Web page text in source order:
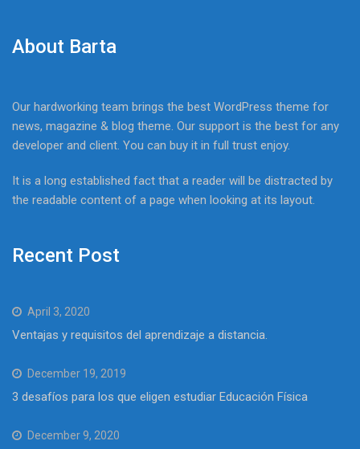
About Barta
Our hardworking team brings the best WordPress theme for
news, magazine & blog theme. Our support is the best for any
developer and client. You can buy it in full trust enjoy.
It is a long established fact that a reader will be distracted by
the readable content of a page when looking at its layout.
Recent Post
April 3, 2020
Ventajas y requisitos del aprendizaje a distancia.
December 19, 2019
3 desafíos para los que eligen estudiar Educación Física
December 9, 2020